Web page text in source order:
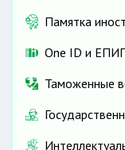
Памятка
One ID и
Таможенные